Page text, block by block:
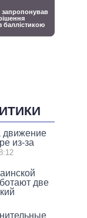
движение
из-за
две